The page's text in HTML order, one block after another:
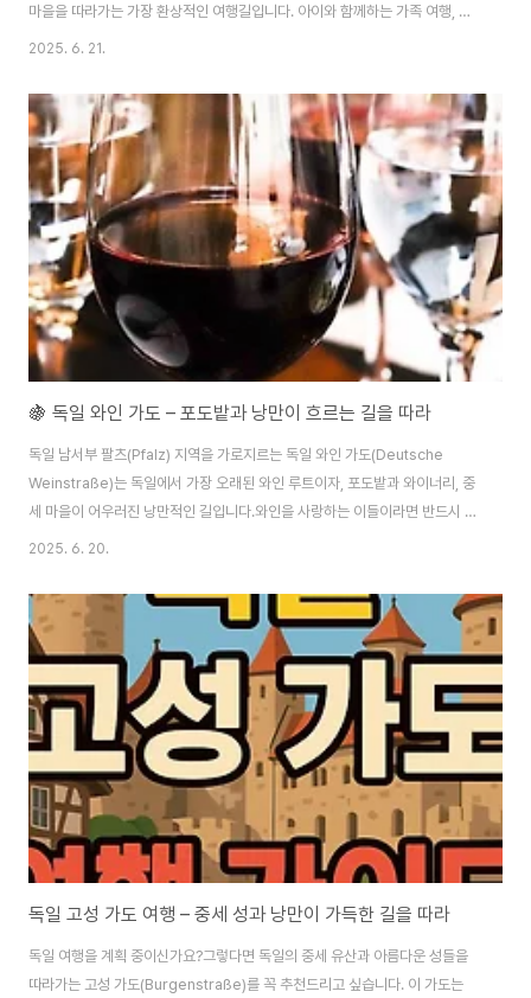
마을을 따라가는 가장 환상적인 여행길입니다. 아이와 함께하는 가족 여행, 동
화를 사랑하는 여행자, 독일의 전통 문화를 느끼고 싶은 분들에게 강력 추천되
그림 형제의 삶과 동화 속 배경을 따라가는 테마 루트로, 하나우(Hanau)에서
시작해 브레멘(Bremen)까지 약 600km를 달립니다.​동화 ‘헨젤과 그레텔’,
‘브레멘 음악대’, ‘라푼젤’, ‘백설공주’ 등의 무대가 된 마을과 숲, 성이 길을 따라
펼쳐집니다.🗺 공식 홈페이지: https://www.d..
2025. 6. 21.
🍇 독일 와인 가도 – 포도밭과 낭만이 흐르는 길을 따라
독일 남서부 팔츠(Pfalz) 지역을 가로지르는 독일 와인 가도(Deutsche
Weinstraße)는 독일에서 가장 오래된 와인 루트이자, 포도밭과 와이너리, 중
세 마을이 어우러진 낭만적인 길입니다.​와인을 사랑하는 이들이라면 반드시 한
번쯤은 달려보고 싶은 루트로, 풍경과 미각을 모두 만족시켜주는 여행 코스입
마 도로로, 남쪽 국경의 슈바이겐(Schweigen-Rechtenbach)에서 시작해
보켄하임(Bockenheim)까지 약 85km에 걸쳐 펼쳐집니다.​길을 따라 포도
밭, 와이너리, 와인 마을, 그리고 와인 축제가 이어지며, 독일 와인의 중심지인
팔츠 지역의 진수를 보여줍니다.​🗺 공식 홈페이지: https://ww..
2025. 6. 20.
독일 고성 가도 여행 – 중세 성과 낭만이 가득한 길을 따라
독일 여행을 계획 중이신가요?​그렇다면 독일의 중세 유산과 아름다운 성들을
따라가는 고성 가도(Burgenstraße)를 꼭 추천드리고 싶습니다. 이 가도는